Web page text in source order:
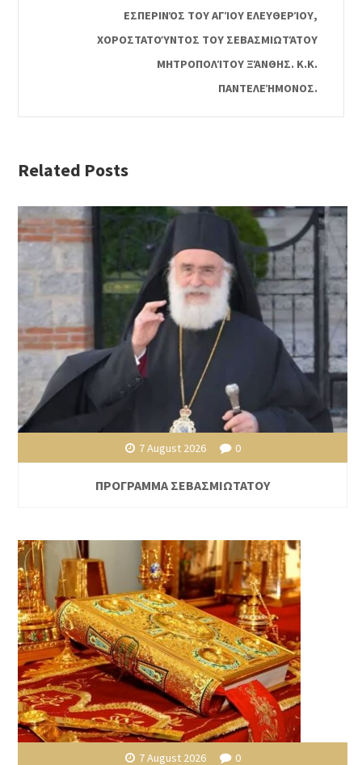
ΕΣΠΕΡΙΝΌΣ ΤΟΥ ΑΓΊΟΥ ΕΛΕΥΘΕΡΊΟΥ,
ΧΟΡΟΣΤΑΤΟΎΝΤΟΣ ΤΟΥ ΣΕΒΑΣΜΙΩΤΆΤΟΥ
ΜΗΤΡΟΠΟΛΊΤΟΥ ΞΆΝΘΗΣ. Κ.Κ.
ΠΑΝΤΕΛΕΉΜΟΝΟΣ.
Related Posts
7 August 2026 0
ΠΡΟΓΡΑΜΜΑ ΣΕΒΑΣΜΙΩΤΑΤΟΥ
7 August 2026 0